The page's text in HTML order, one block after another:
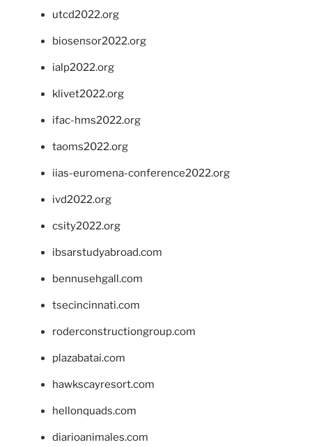
utcd2022.org
biosensor2022.org
ialp2022.org
klivet2022.org
ifac-hms2022.org
taoms2022.org
iias-euromena-conference2022.org
ivd2022.org
csity2022.org
ibsarstudyabroad.com
bennusehgall.com
tsecincinnati.com
roderconstructiongroup.com
plazabatai.com
hawkscayresort.com
hellonquads.com
diarioanimales.com